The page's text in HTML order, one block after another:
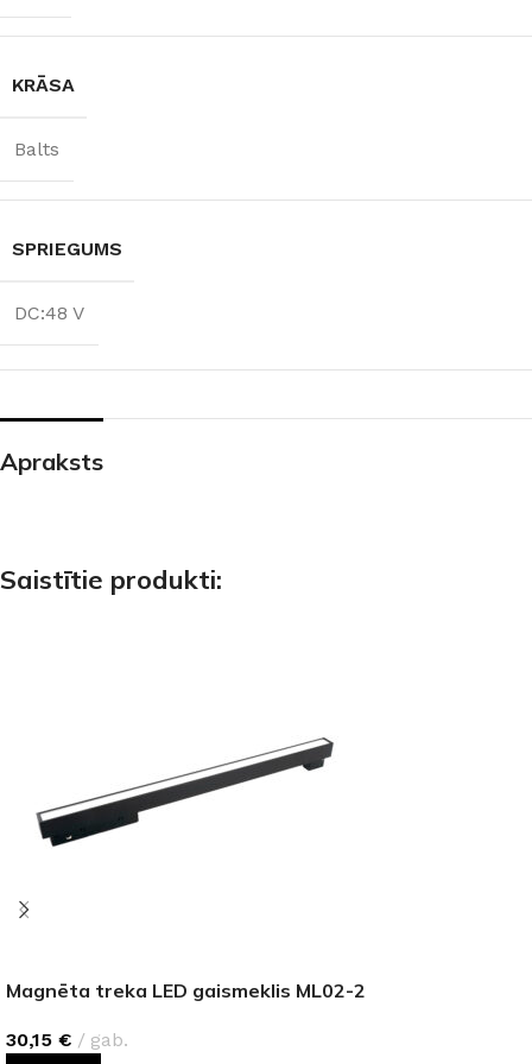
KRĀSA
Balts
SPRIEGUMS
DC:48 V
Apraksts
Saistītie produkti:
Magnēta treka LED gaismeklis ML02-2
30,15 € gab.